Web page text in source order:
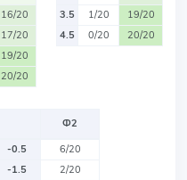
16/20
17/20
19/20
20/20
3.5
1/20
19/20
4.5
0/20 20/20
Ф2
-0.5
6/20
-1.5
2/20